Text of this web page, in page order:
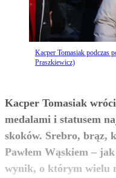
Kacper Tomasiak podczas
Praszkiewicz)
Kacper Tomasiak
medalami i statusem
skoków. Srebro, brąz,
Pawłem Wąskiem –
wynik, o którym wielu